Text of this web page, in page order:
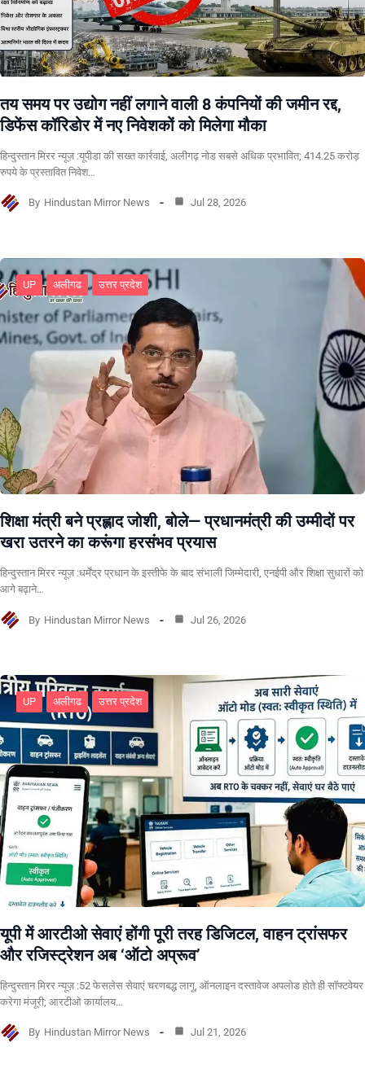
तय समय पर उद्योग नहीं लगाने वाली 8 कंपनियों की जमीन रद्द,
डिफेंस कॉरिडोर में नए निवेशकों को मिलेगा मौका
हिन्दुस्तान मिरर न्यूज़ :यूपीडा की सख्त कार्रवाई, अलीगढ़ नोड सबसे अधिक प्रभावित; 414.25 करोड़
रुपये के प्रस्तावित निवेश…
By Hindustan Mirror News Jul 28, 2026
UP अलीगढ उत्तर प्रदेश
शिक्षा मंत्री बने प्रह्लाद जोशी, बोले— प्रधानमंत्री की उम्मीदों पर
खरा उतरने का करूंगा हरसंभव प्रयास
हिन्दुस्तान मिरर न्यूज़ :धर्मेंद्र प्रधान के इस्तीफे के बाद संभाली जिम्मेदारी, एनईपी और शिक्षा सुधारों को
आगे बढ़ाने…
By Hindustan Mirror News Jul 26, 2026
UP अलीगढ उत्तर प्रदेश
यूपी में आरटीओ सेवाएं होंगी पूरी तरह डिजिटल, वाहन ट्रांसफर
और रजिस्ट्रेशन अब ‘ऑटो अप्रूव’
हिन्दुस्तान मिरर न्यूज़ :52 फेसलेस सेवाएं चरणबद्ध लागू, ऑनलाइन दस्तावेज अपलोड होते ही सॉफ्टवेयर
करेगा मंजूरी; आरटीओ कार्यालय…
By Hindustan Mirror News Jul 21, 2026